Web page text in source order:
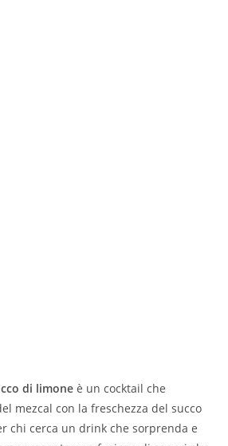
di limone è un cocktail che
mezcal con la freschezza del succo
chi cerca un drink che sorprenda e